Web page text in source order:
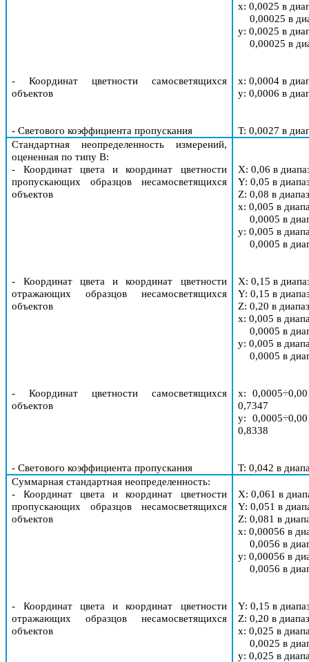
- Координат цветности самосветящихся
объектов
- Светового коэффициента пропускания
x: 0,0025 в
0,00025 в
y: 0,0025 в
0,00025 в
x: 0,0004 в
y: 0,0006 в
T: 0,0027 в
Стандартная неопределенность измерений,
оцененная по типу В:
- Координат цвета и координат цветности
пропускающих образцов несамосветящихся
объектов
- Координат цвета и координат цветности
отражающих образцов несамосветящихся
объектов
- Координат цветности самосветящихся
объектов
- Светового коэффициента пропускания
X: 0,06 в
Y: 0,05 в
Z: 0,08 в
x: 0,005 в
0,0005 в
y: 0,005 в
0,0005 в
X: 0,15 в
Y: 0,15 в
Z: 0,20 в
x: 0,005 в
0,0005 в
y: 0,005 в
0,0005 в
x:
0,7347
y:
0,8338
T: 0,042 в
Суммарная стандартная неопределенность:
- Координат цвета и координат цветности
пропускающих образцов несамосветящихся
объектов
- Координат цвета и координат цветности
отражающих образцов несамосветящихся
объектов
X: 0,061 в
Y: 0,051 в
Z: 0,081 в
x: 0,00056 в
0,0056 в
y: 0,00056 в
0,0056 в
Y: 0,15 в
Z: 0,20 в
x: 0,025 в
0,0025 в
y: 0,025 в